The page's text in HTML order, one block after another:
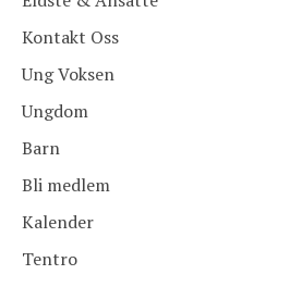
Kontakt Oss
Ung Voksen
Ungdom
Barn
Bli medlem
Kalender
Tentro